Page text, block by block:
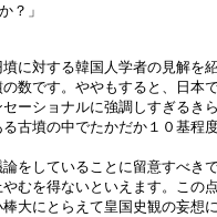
？」
に対する韓国人学者の見解を
数です。ややもすると、日本
ーショナルに強調しすぎるき
古墳の中でたかだか１０基程
していることに留意すべき
むを得ないといえます。この
大にとらえて皇国史観の妄想